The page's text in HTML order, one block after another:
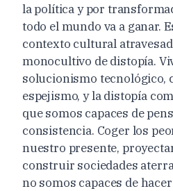
la política y por
todo el mundo va a ganar.
contexto cultural
monocultivo de distopía.
solucionismo tecnológico,
espejismo, y la distopía
que somos capaces de
consistencia. Coger los
nuestro presente,
construir sociedades
no somos capaces de